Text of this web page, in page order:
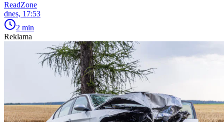
ReadZone
dnes, 17:53
2 min
Reklama